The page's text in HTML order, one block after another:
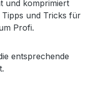
und komprimiert
Tipps und Tricks für
Profi.
entsprechende